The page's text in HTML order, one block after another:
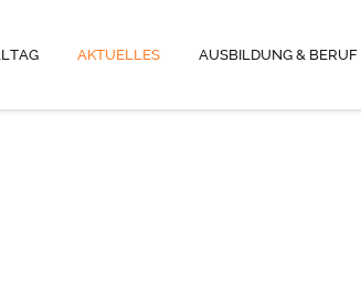
AKTUELLES AUSBILDUNG & BERUF